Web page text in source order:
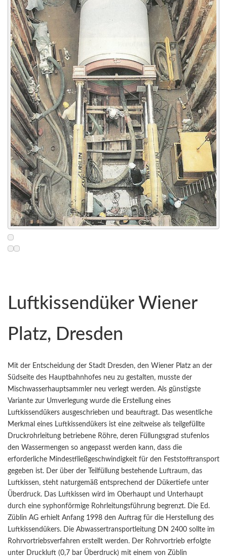
Luftkissendüker Wiener
Platz, Dresden
Mit der Entscheidung der Stadt Dresden, den Wiener Platz an der
Südseite des Hauptbahnhofes neu zu gestalten, musste der
Mischwasserhauptsammler neu verlegt werden. Als günstigste
Variante zur Umverlegung wurde die Erstellung eines
Luftkissendükers ausgeschrieben und beauftragt. Das wesentliche
Merkmal eines Luftkissendükers ist eine zeitweise als teilgefüllte
Druckrohrleitung betriebene Röhre, deren Füllungsgrad stufenlos
den Wassermengen so angepasst werden kann, dass die
erforderliche Mindestfließgeschwindigkeit für den Feststofftransport
gegeben ist. Der über der Teilfüllung bestehende Luftraum, das
Luftkissen, steht naturgemäß entsprechend der Dükertiefe unter
Überdruck. Das Luftkissen wird im Oberhaupt und Unterhaupt
durch eine syphonförmige Rohrleitungsführung begrenzt. Die Ed.
Züblin AG erhielt Anfang 1998 den Auftrag für die Herstellung des
Luftkissendükers. Die Abwassertransportleitung DN 2400 sollte im
Rohrvortriebsverfahren erstellt werden. Der Rohrvortrieb erfolgte
unter Druckluft (0,7 bar Überdruck) mit einem von Züblin